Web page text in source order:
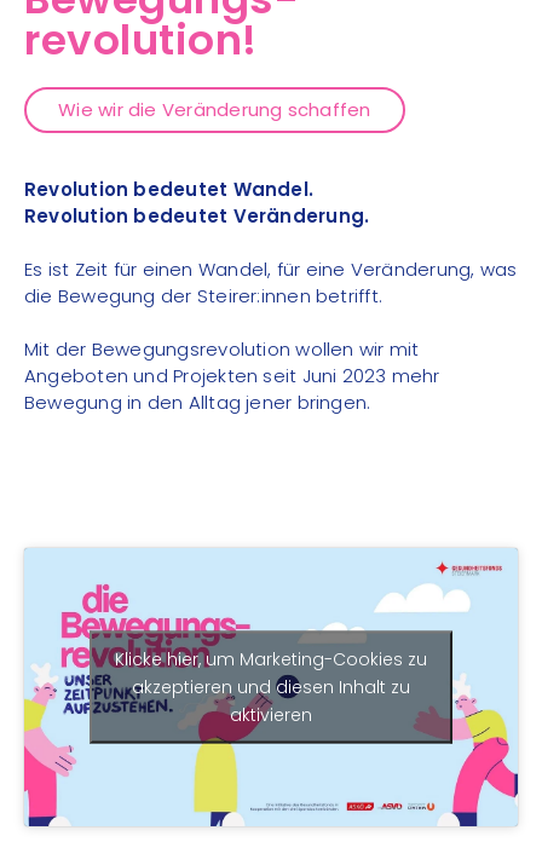
revolution!
Wie wir die Veränderung schaffen
Revolution bedeutet Wandel.
Revolution bedeutet Veränderung.
Es ist Zeit für einen Wandel, für eine Veränderung, was
die Bewegung der Steirer:innen betrifft.
Mit der Bewegungsrevolution wollen wir mit
Angeboten und Projekten seit Juni 2023 mehr
Bewegung in den Alltag jener bringen.
Klicke hier, um Marketing-Cookies zu
akzeptieren und diesen Inhalt zu
aktivieren